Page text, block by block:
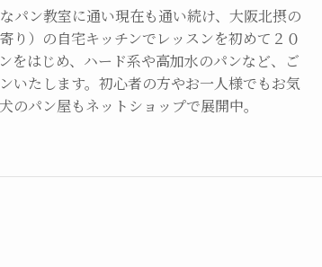
パン教室に通い現在も通い続け、大阪北摂の
り）の自宅キッチンでレッスンを初めて２０
をはじめ、ハード系や高加水のパンなど、ご
いたします。初心者の方やお一人様でもお気
のパン屋もネットショップで展開中。